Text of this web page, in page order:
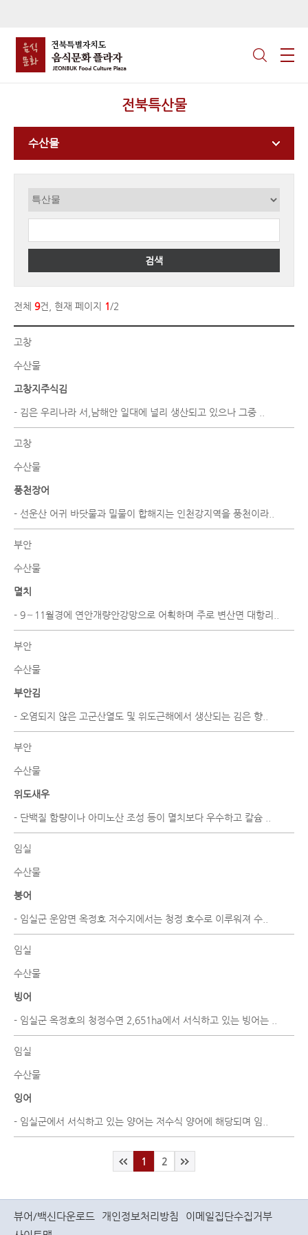
전북특산물
수산물
검색
전체 9건, 현재 페이지 1/2
고창
수산물
고창지주식김
- 김은 우리나라 서,남해안 일대에 널리 생산되고 있으나 그중 ..
고창
수산물
풍천장어
- 선운산 어귀 바닷물과 밀물이 합해지는 인천강지역을 풍천이라..
부안
수산물
멸치
- 9∼11월경에 연안개량안강망으로 어획하며 주로 변산면 대항리..
부안
수산물
부안김
- 오염되지 않은 고군산열도 및 위도근해에서 생산되는 김은 향..
부안
수산물
위도새우
- 단백질 함량이나 아미노산 조성 등이 멸치보다 우수하고 칼슘 ..
임실
수산물
붕어
- 임실군 운암면 옥정호 저수지에서는 청정 호수로 이루워져 수..
임실
수산물
빙어
- 임실군 옥정호의 청정수면 2,651ha에서 서식하고 있는 빙어는 ..
임실
수산물
잉어
- 임실군에서 서식하고 있는 양어는 저수식 양어에 해당되며 임..
1 2
뷰어/백신다운로드 개인정보처리방침
이메일집단수집거부